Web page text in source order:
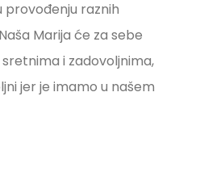
provođenju raznih
Marija će za sebe
i zadovoljnima,
jer je imamo u našem